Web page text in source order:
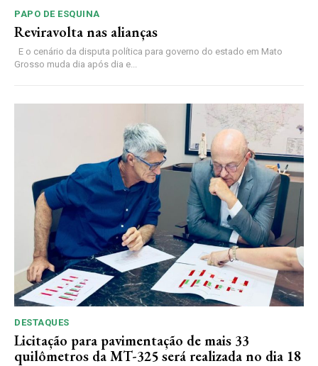
PAPO DE ESQUINA
Reviravolta nas alianças
E o cenário da disputa política para governo do estado em Mato
Grosso muda dia após dia e...
DESTAQUES
Licitação para pavimentação de mais 33
quilômetros da MT-325 será realizada no dia 18